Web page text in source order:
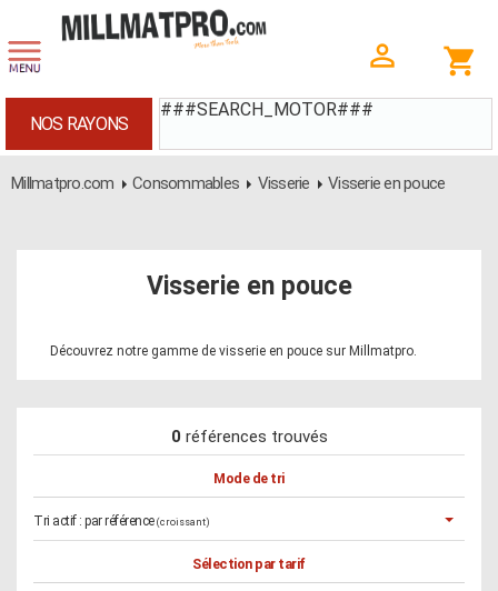
###SEARCH_MOTOR###
NOS RAYONS
Millmatpro.com Consommables Visserie Visserie en pouce
Visserie en pouce
Découvrez notre gamme de visserie en pouce sur Millmatpro.
0 références trouvés
Mode de tri
Tri actif : par référence (croissant)
Sélection par tarif